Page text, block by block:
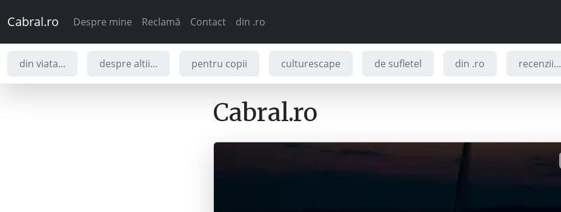
Cabral.ro Despre mine Reclamă Contact din .ro
din viata... despre altii... pentru copii culturescape de sufletel din .ro recenzii...
Cabral.ro